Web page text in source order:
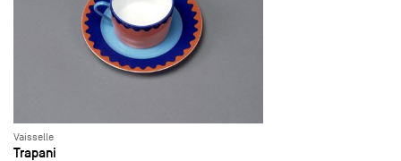
Vaisselle
Trapani